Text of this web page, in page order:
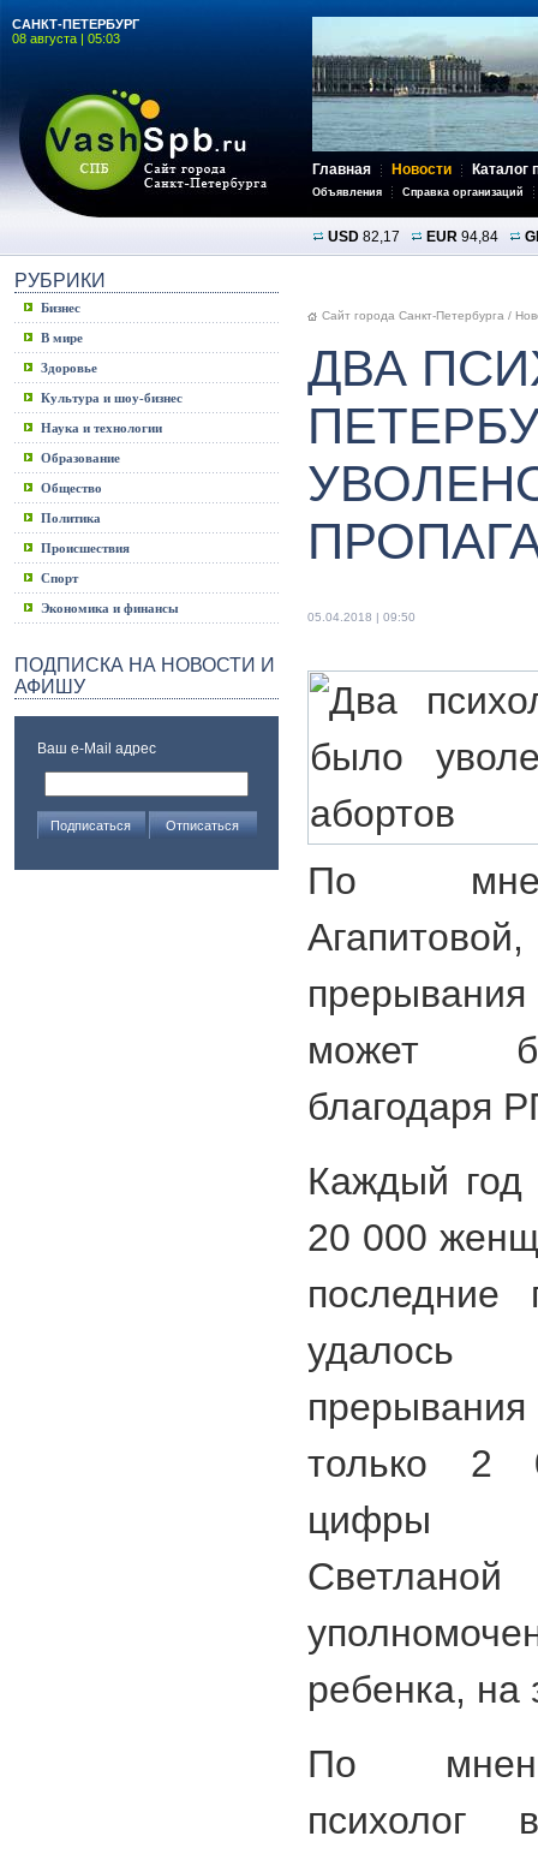
САНКТ-ПЕТЕРБУРГ
08 августа | 05:03
Главная Новости Каталог
Объявления Справка организаций
USD 82,17 EUR 94,84
РУБРИКИ
Бизнес
В мире
Здоровье
Культура и шоу-бизнес
Наука и технологии
Образование
Общество
Политика
Происшествия
Спорт
Экономика и финансы
ПОДПИСКА НА НОВОСТИ И
АФИШУ
Ваш e-Mail адрес
Сайт города Санкт-Петербурга /
ДВА
05.04.2018 | 09:50
По
может
благодаря
Каждый год
20 000
последние
только 2
цифры
ребенка, на
По
психолог